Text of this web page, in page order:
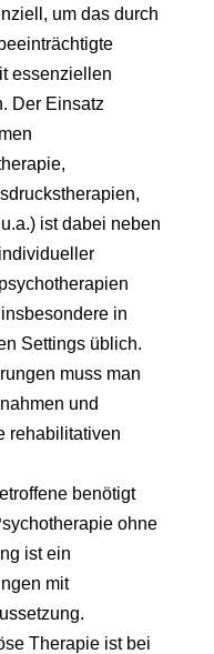
um das durch
essenziellen
Der Einsatz
ist dabei neben
in
Settings üblich.
muss man
und
rehabilitativen
benötigt
ohne
ist ein
mit
Therapie ist bei